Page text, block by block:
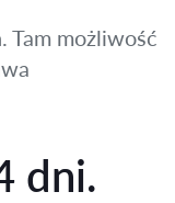
Tam możliwość
dni.